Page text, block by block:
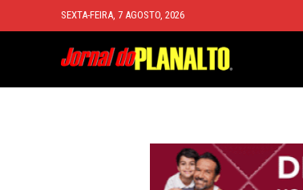
SEXTA-FEIRA, 7 AGOSTO, 2026